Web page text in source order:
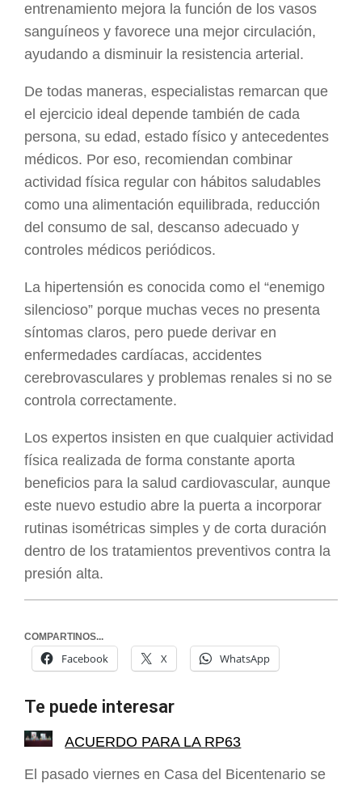
entrenamiento mejora la función de los vasos
sanguíneos y favorece una mejor circulación,
ayudando a disminuir la resistencia arterial.
De todas maneras, especialistas remarcan que
el ejercicio ideal depende también de cada
persona, su edad, estado físico y antecedentes
médicos. Por eso, recomiendan combinar
actividad física regular con hábitos saludables
como una alimentación equilibrada, reducción
del consumo de sal, descanso adecuado y
controles médicos periódicos.
La hipertensión es conocida como el “enemigo
silencioso” porque muchas veces no presenta
síntomas claros, pero puede derivar en
enfermedades cardíacas, accidentes
cerebrovasculares y problemas renales si no se
controla correctamente.
Los expertos insisten en que cualquier actividad
física realizada de forma constante aporta
beneficios para la salud cardiovascular, aunque
este nuevo estudio abre la puerta a incorporar
rutinas isométricas simples y de corta duración
dentro de los tratamientos preventivos contra la
presión alta.
COMPARTINOS...
Facebook X WhatsApp
Te puede interesar
ACUERDO PARA LA RP63
El pasado viernes en Casa del Bicentenario se